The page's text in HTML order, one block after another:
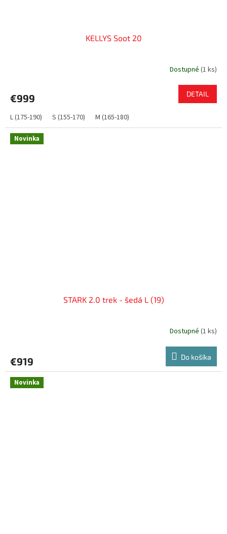
KELLYS Soot 20
Dostupné (1 ks)
€999 DETAIL
L (175-190) S (155-170) M (165-180)
Novinka
STARK 2.0 trek - šedá L (19)
Dostupné (1 ks)
€919 Do košíka
Novinka